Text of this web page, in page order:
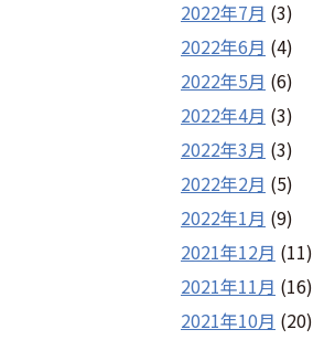
2022年7月 (3)
2022年6月 (4)
2022年5月 (6)
2022年4月 (3)
2022年3月 (3)
2022年2月 (5)
2022年1月 (9)
2021年12月 (11)
2021年11月 (16)
2021年10月 (20)